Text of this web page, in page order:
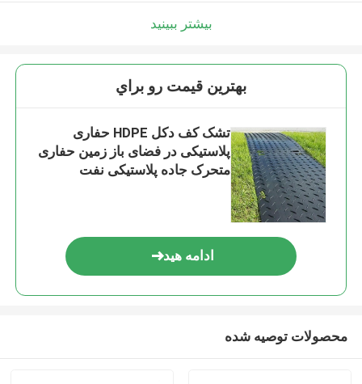
بیشتر ببینید
بهترين قيمت رو براي
تشک کف دکل HDPE حفاری
پلاستیکی در فضای باز زمین حفاری
متحرک جاده پلاستیکی نفت
ادامه هید
محصولات توصیه شده